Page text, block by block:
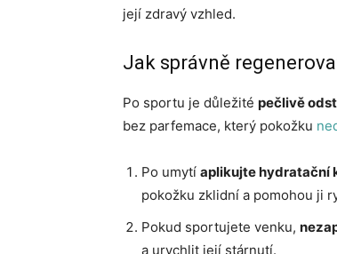
její zdravý vzhled.
Jak správně
Po sportu je důležité pečlivě
bez parfemace, který pokožku
Po umytí aplikujte hydratační
pokožku zklidní a pomohou ji
Pokud sportujete venku,
a urychlit její stárnutí.